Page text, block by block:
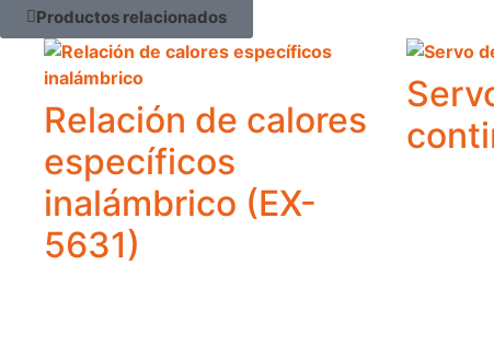
Productos relacionados
Relación de calores
específicos
inalámbrico (EX-
5631)